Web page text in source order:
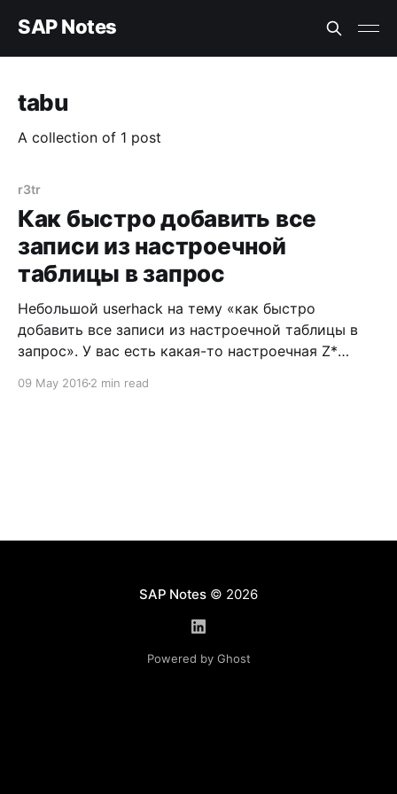
SAP Notes
tabu
A collection of 1 post
r3tr
Как быстро добавить все
записи из настроечной
таблицы в запрос
Небольшой userhack на тему «как быстро
добавить все записи из настроечной таблицы в
запрос». У вас есть какая-то настроечная Z*
причине не «переехали» в системы тестирования/
09 May 2016 2 min read
SAP Notes© 2026
Powered by Ghost